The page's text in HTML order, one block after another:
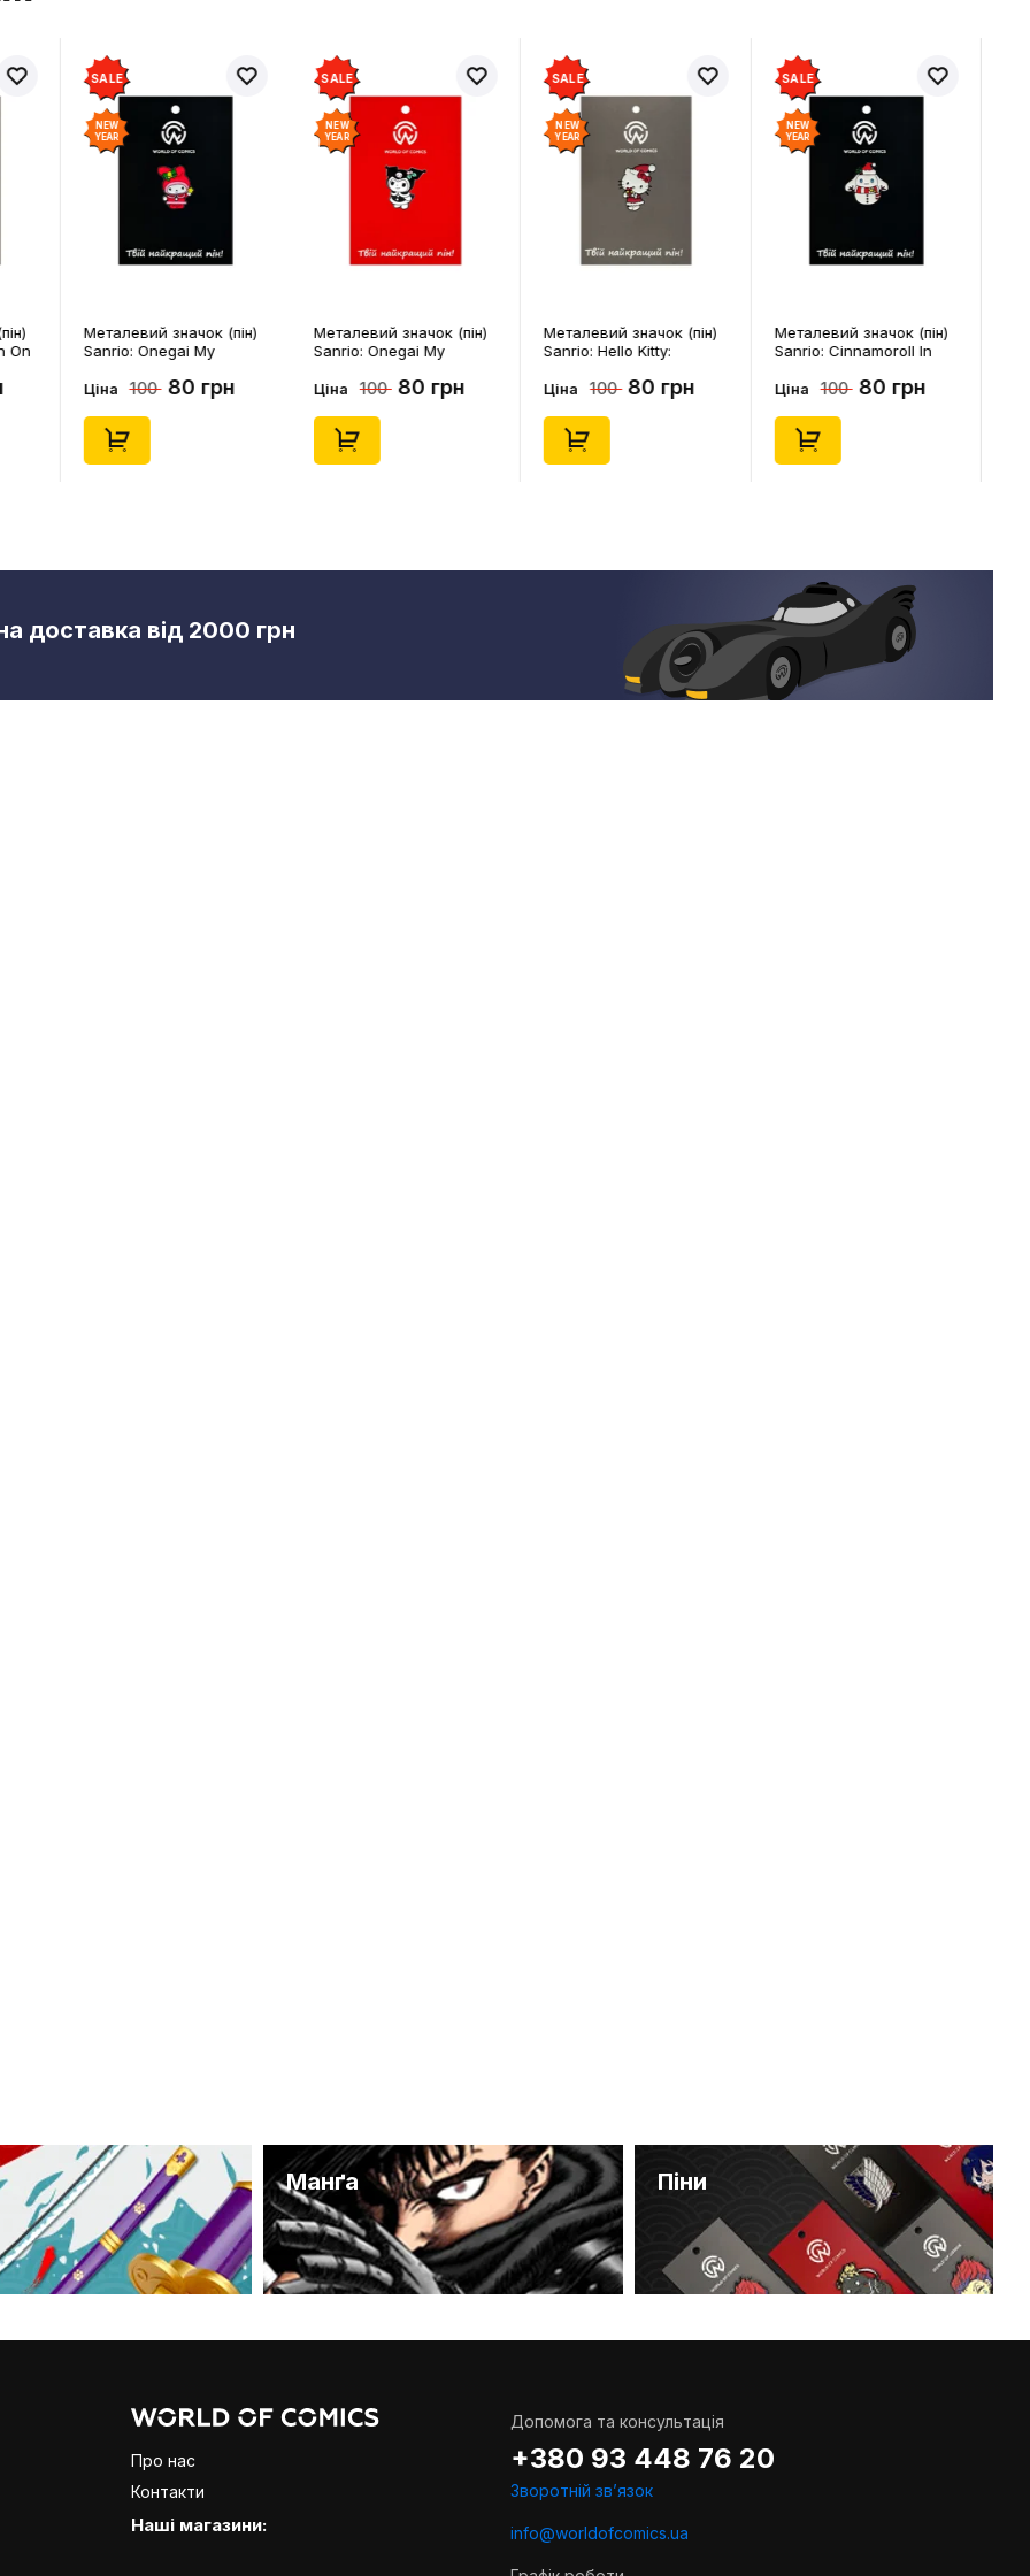
On
SALE
NEW
YEAR
Металевий значок (пін)
Sanrio: Onegai My
Melody, (14543)
Ціна 100 80 грн
SALE
NEW
YEAR
Металевий значок (пін)
Sanrio: Onegai My
Kuromi, (14546)
Ціна 100 80 грн
SALE
NEW
YEAR
Металевий значок (пін)
Sanrio: Hello Kitty:
(14542)
Ціна 100 80 грн
SALE
NEW
YEAR
Металевий значок (пін)
Sanrio: Cinnamoroll In
(14544)
Ціна 100 80 грн
доставка від 2000 грн
Манґа Піни
Про нас
Контакти
Наші магазини:
Допомога та консультація
+380 93 448 76 20
Зворотній звʼязок
info@worldofcomics.ua